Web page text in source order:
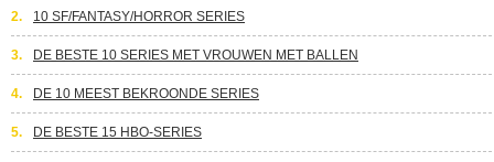
2. 10 SF/FANTASY/HORROR SERIES
3. DE BESTE 10 SERIES MET VROUWEN MET BALLEN
4. DE 10 MEEST BEKROONDE SERIES
5. DE BESTE 15 HBO-SERIES